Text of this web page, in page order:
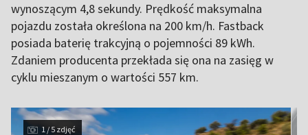
wynoszącym 4,8 sekundy. Prędkość maksymalna
pojazdu została określona na 200 km/h. Fastback
posiada baterię trakcyjną o pojemności 89 kWh.
Zdaniem producenta przekłada się ona na zasięg w
cyklu mieszanym o wartości 557 km.
1 / 5 zdjęć